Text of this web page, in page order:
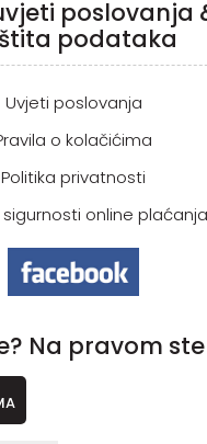
poslovanja
podataka
Uvjeti poslovanja
o kolačićima
Politika privatnosti
sigurnosti online plaćanja
Na pravom